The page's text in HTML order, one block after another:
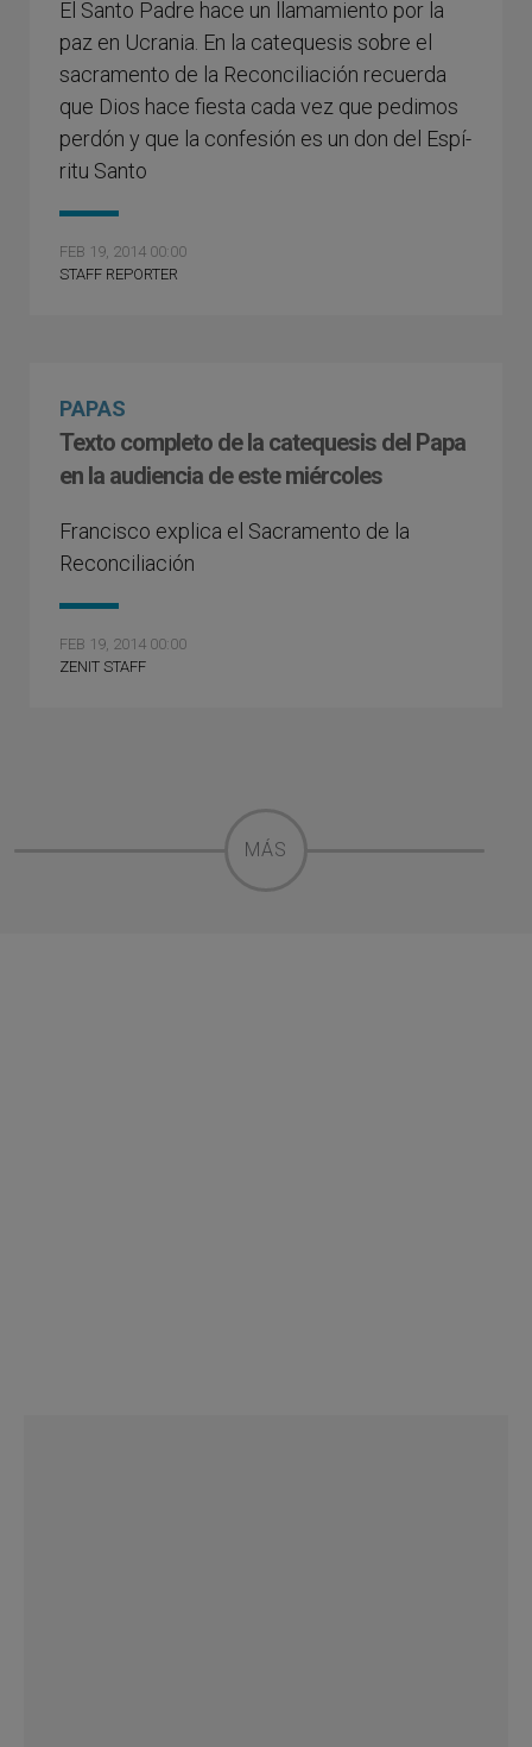
El Santo Padre hace un llamamiento por la
paz en Ucrania. En la catequesis sobre el
sacramento de la Reconciliación recuerda
que Dios hace fiesta cada vez que pedimos
perdón y que la confesión es un don del Espí­
ritu Santo
FEB 19, 2014 00:00
STAFF REPORTER
PAPAS
Texto completo de la catequesis del Papa
en la audiencia de este miércoles
Francisco explica el Sacramento de la
Reconciliación
FEB 19, 2014 00:00
ZENIT STAFF
MÁS